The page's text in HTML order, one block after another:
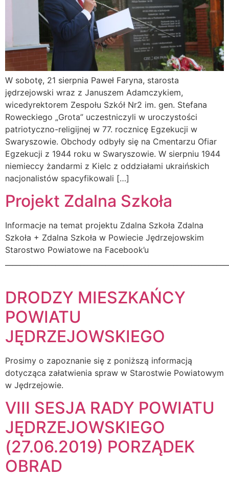
W sobotę, 21 sierpnia Paweł Faryna, starosta
jędrzejowski wraz z Januszem Adamczykiem,
wicedyrektorem Zespołu Szkół Nr2 im. gen. Stefana
Roweckiego „Grota” uczestniczyli w uroczystości
patriotyczno-religijnej w 77. rocznicę Egzekucji w
Swaryszowie. Obchody odbyły się na Cmentarzu Ofiar
Egzekucji z 1944 roku w Swaryszowie. W sierpniu 1944
niemieccy żandarmi z Kielc z oddziałami ukraińskich
nacjonalistów spacyfikowali […]
Projekt Zdalna Szkoła
Informacje na temat projektu Zdalna Szkoła Zdalna
Szkoła + Zdalna Szkoła w Powiecie Jędrzejowskim
Starostwo Powiatowe na Facebook’u
DRODZY MIESZKAŃCY
POWIATU
JĘDRZEJOWSKIEGO
Prosimy o zapoznanie się z poniższą informacją
dotycząca załatwienia spraw w Starostwie Powiatowym
w Jędrzejowie.
VIII SESJA RADY POWIATU
JĘDRZEJOWSKIEGO
(27.06.2019) PORZĄDEK
OBRAD